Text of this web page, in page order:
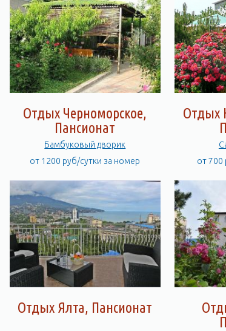
Отдых Черноморское,
Пансионат
Бамбуковый дворик
от 1200 руб/сутки за номер
Отдых
от 700
Отдых Ялта, Пансионат